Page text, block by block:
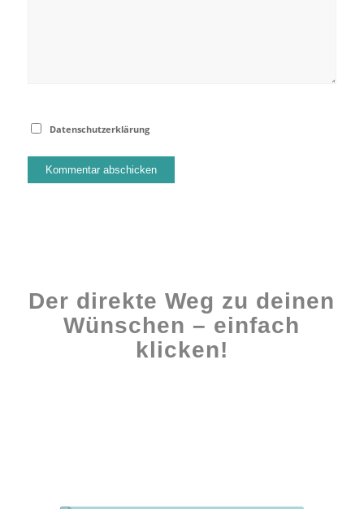
Datenschutzerklärung
Der direkte Weg zu deinen
Wünschen – einfach
klicken!